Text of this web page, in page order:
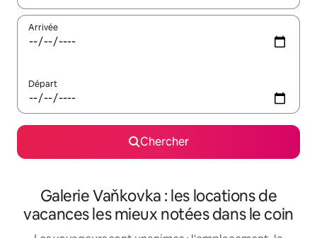
Arrivée
Départ
Chercher
Galerie Vaňkovka : les locations de
vacances les mieux notées dans le coin